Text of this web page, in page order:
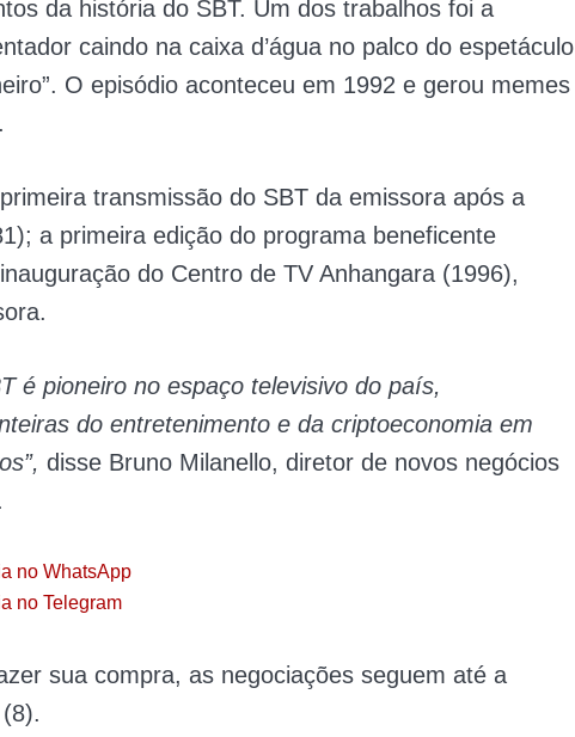
da história do SBT. Um dos trabalhos foi a
caindo na caixa d’água no palco do espetáculo
O episódio aconteceu em 1992 e gerou memes
transmissão do SBT da emissora após a
a primeira edição do programa beneficente
do Centro de TV Anhangara (1996),
é pioneiro no espaço televisivo do país,
do entretenimento e da criptoeconomia em
disse Bruno Milanello, diretor de novos negócios
no WhatsApp
no Telegram
sua compra, as negociações seguem até a